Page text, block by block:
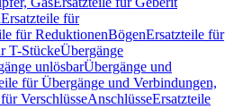
Ersatzteile für
für ReduktionenBögenErsatzteile für
T-StückeÜbergänge
unlösbarÜbergänge und
für Übergänge und Verbindungen,
VerschlüsseAnschlüsseErsatzteile